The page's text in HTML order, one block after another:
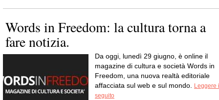
Words in Freedom: la cultura torna a
fare notizia.
Da oggi, lunedì 29 giugno, è online il
magazine di cultura e società Words in
Freedom, una nuova realtà editoriale
affacciata sul web e sul mondo.
Leggere
seguito